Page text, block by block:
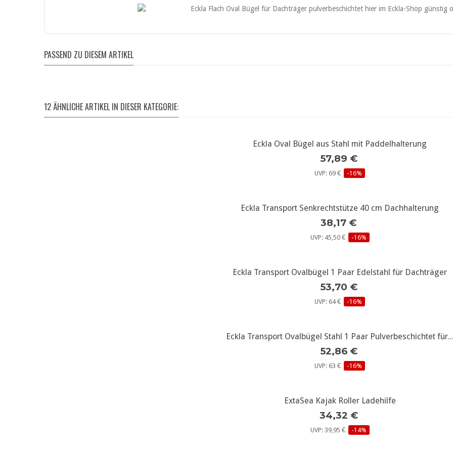
PASSEND ZU DIESEM ARTIKEL
12 ÄHNLICHE ARTIKEL IN DIESER KATEGORIE:
weitere Infos...
Eckla Oval Bügel aus Stahl mit Paddelhalterung
57,89 €
UVP: 69 € -16%
weitere Infos...
Eckla Transport Senkrechtstütze 40 cm Dachhalterung
38,17 €
UVP: 45,50 € -16%
weitere Infos...
Eckla Transport Ovalbügel 1 Paar Edelstahl für Dachträger
53,70 €
UVP: 64 € -16%
weitere Infos...
Eckla Transport Ovalbügel Stahl 1 Paar Pulverbeschichtet
52,86 €
UVP: 63 € -16%
weitere Infos...
ExtaSea Kajak Roller Ladehilfe
34,32 €
UVP: 39,95 € -14%